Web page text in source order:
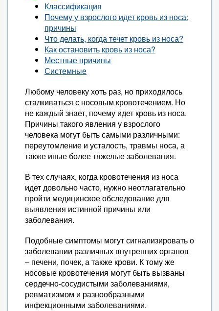
Классификация
Почему у взрослого идет кровь из носа:
причины
Что делать, когда течет кровь из носа?
Как остановить кровь из носа?
Местные причины
Системные
Любому человеку хоть раз, но приходилось
сталкиваться с носовым кровотечением. Но
не каждый знает, почему идет кровь из носа.
Причины такого явления у взрослого
человека могут быть самыми различными:
переутомление и усталость, травмы носа, а
также иные более тяжелые заболевания.
В тех случаях, когда кровотечения из носа
идет довольно часто, нужно неотлагательно
пройти медицинское обследование для
выявления истинной причины или
заболевания.
Подобные симптомы могут сигнализировать о
заболевании различных внутренних органов
– печени, почек, а также крови. К тому же
носовые кровотечения могут быть вызваны
сердечно-сосудистыми заболеваниями,
ревматизмом и разнообразными
инфекционными заболеваниями.